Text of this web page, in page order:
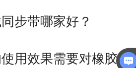
步带哪家好？
用效果需要对橡胶